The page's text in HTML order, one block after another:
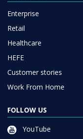
Enterprise
Retail
Healthcare
HEFE
Customer stories
Work From Home
FOLLOW US
YouTube